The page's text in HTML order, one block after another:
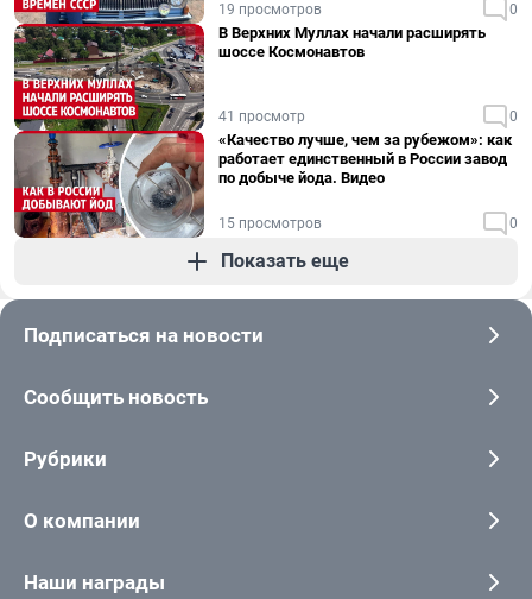
19 просмотров 0
В Верхних Муллах начали расширять
шоссе Космонавтов
41 просмотр 0
«Качество лучше, чем за рубежом»: как
работает единственный в России завод
по добыче йода. Видео
15 просмотров 0
Показать еще
Подписаться на новости
Сообщить новость
Рубрики
О компании
Наши награды